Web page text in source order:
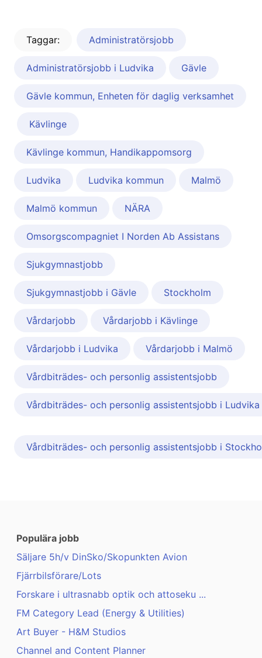
Taggar: Administratörsjobb
Administratörsjobb i Ludvika Gävle
Gävle kommun, Enheten för daglig verksamhet
Kävlinge
Kävlinge kommun, Handikappomsorg
Ludvika Ludvika kommun Malmö
Malmö kommun NÄRA
Omsorgscompagniet I Norden Ab Assistans
Sjukgymnastjobb
Sjukgymnastjobb i Gävle Stockholm
Vårdarjobb Vårdarjobb i Kävlinge
Vårdarjobb i Ludvika Vårdarjobb i Malmö
Vårdbiträdes- och personlig assistentsjobb
Vårdbiträdes- och personlig assistentsjobb i Ludvika
Vårdbiträdes- och personlig assistentsjobb i
Populära jobb
Säljare 5h/v DinSko/Skopunkten Avion
Fjärrbilsförare/Lots
Forskare i ultrasnabb optik och attoseku ...
FM Category Lead (Energy & Utilities)
Art Buyer - H&M Studios
Channel and Content Planner